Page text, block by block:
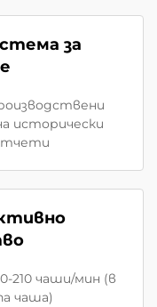
за
исторически
210 чаши/мин (в
чаша)